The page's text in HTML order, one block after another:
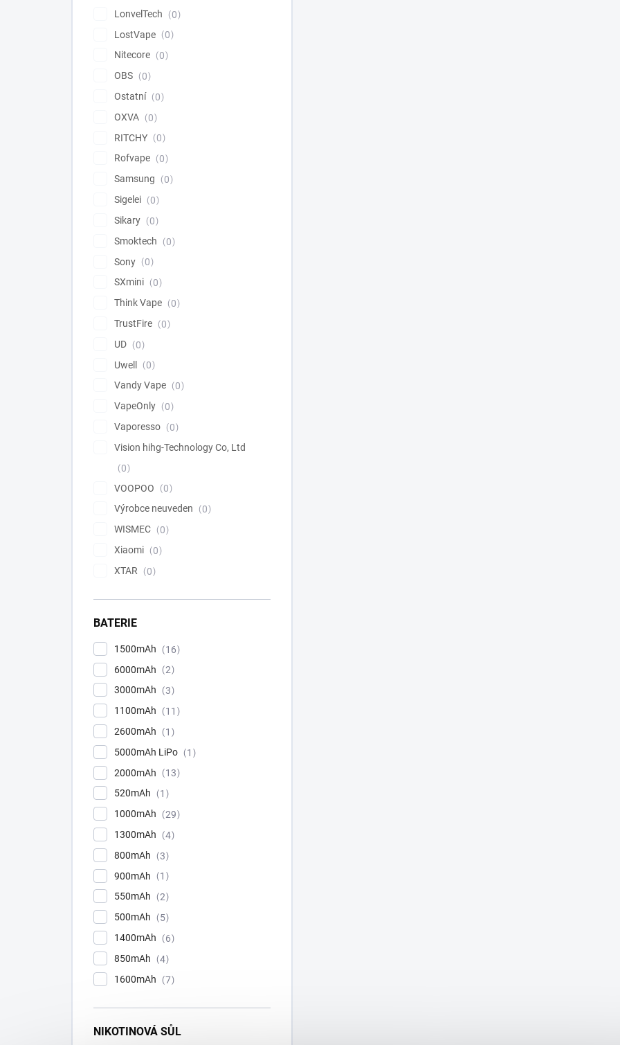
LonvelTech
0
LostVape
0
Nitecore
0
OBS
0
Ostatní
0
OXVA
0
RITCHY
0
Rofvape
0
Samsung
0
Sigelei
0
Sikary
0
Smoktech
0
Sony
0
SXmini
0
Think Vape
0
TrustFire
0
UD
0
Uwell
0
Vandy Vape
0
VapeOnly
0
Vaporesso
0
Vision hihg-Technology Co, Ltd
0
VOOPOO
0
Výrobce neuveden
0
WISMEC
0
Xiaomi
0
XTAR
0
BATERIE
1500mAh
16
6000mAh
2
3000mAh
3
1100mAh
11
2600mAh
1
5000mAh LiPo
1
2000mAh
13
520mAh
1
1000mAh
29
1300mAh
4
800mAh
3
900mAh
1
550mAh
2
500mAh
5
1400mAh
6
850mAh
4
1600mAh
7
NIKOTINOVÁ SŮL